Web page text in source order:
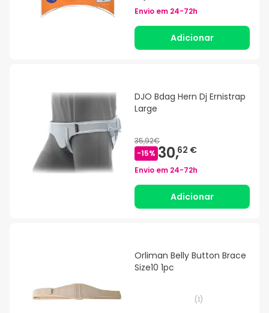
Envio em 24-72h
Adicionar
DJO Bdag Hern Dj Ernistrap
Large
35,92€
-15% 30,62 €
Envio em 24-72h
Adicionar
Orliman Belly Button Brace
Size10 1pc
(1)